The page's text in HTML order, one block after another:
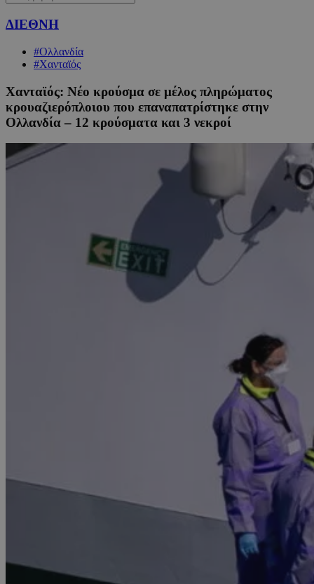
ΔΙΕΘΝΗ
#Ολλανδία
#Χανταϊός
Χανταϊός: Νέο κρούσμα σε μέλος πληρώματος
κρουαζιερόπλοιου που επαναπατρίστηκε στην
Ολλανδία – 12 κρούσματα και 3 νεκροί